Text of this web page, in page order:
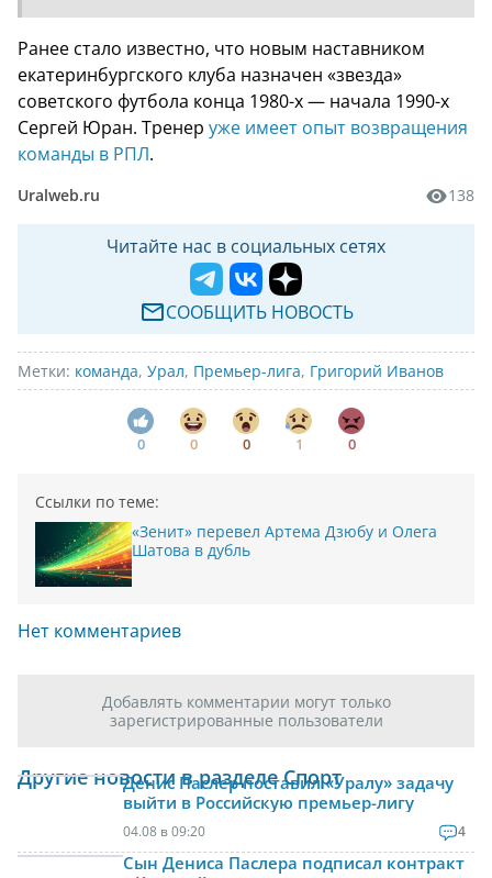
Ранее стало известно, что новым наставником
екатеринбургского клуба назначен «звезда»
советского футбола конца 1980-х — начала 1990-х
Сергей Юран. Тренер уже имеет опыт возвращения
команды в РПЛ.
Uralweb.ru 138
Читайте нас в социальных сетях
СООБЩИТЬ НОВОСТЬ
Метки: команда, Урал, Премьер-лига, Григорий Иванов
0 0 0 1 0
Ссылки по теме:
«Зенит» перевел Артема Дзюбу и Олега
Шатова в дубль
Нет комментариев
Добавлять комментарии могут только
зарегистрированные пользователи
Другие новости в разделе Спорт
Денис Паслер поставил «Уралу» задачу
выйти в Российскую премьер-лигу
04.08 в 09:20 4
Сын Дениса Паслера подписал контракт